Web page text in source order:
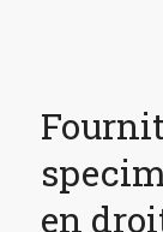
en